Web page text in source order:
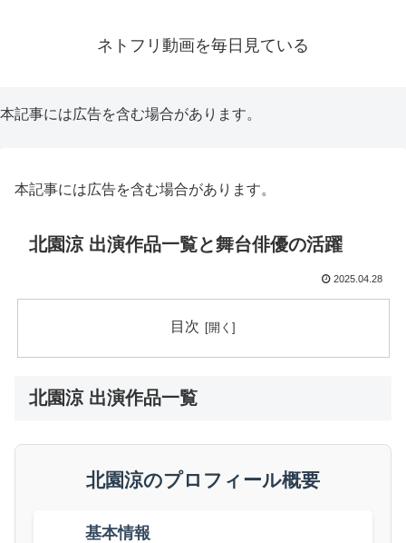
ネトフリ動画を毎日見ている
本記事には広告を含む場合があります。
本記事には広告を含む場合があります。
北園涼 出演作品一覧と舞台俳優の活躍
2025.04.28
目次
北園涼 出演作品一覧
北園涼のプロフィール概要
基本情報